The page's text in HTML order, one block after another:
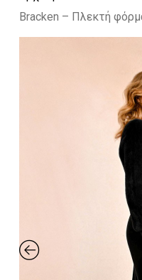
Bracken – Πλεκτή